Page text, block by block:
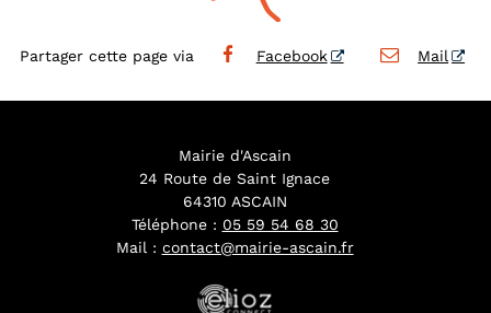
Partager cette page via Facebook Mail
Mairie d'Ascain
24 Route de Saint Ignace
64310 ASCAIN
Téléphone : 05 59 54 68 30
Mail : contact@mairie-ascain.fr